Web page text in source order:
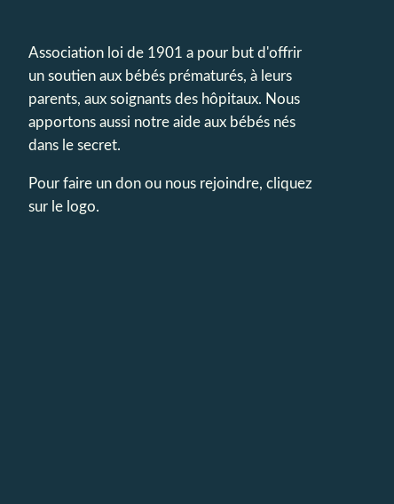
Association loi de 1901 a pour but d'offrir
un soutien aux bébés prématurés, à leurs
parents, aux soignants des hôpitaux. Nous
apportons aussi notre aide aux bébés nés
dans le secret.
Pour faire un don ou nous rejoindre, cliquez
sur le logo.